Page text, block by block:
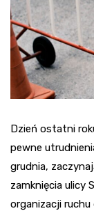
Dzień ostatni
pewne
grudnia,
zamknięcia ulicy
organizacji